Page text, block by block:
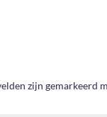
zijn gemarkeerd